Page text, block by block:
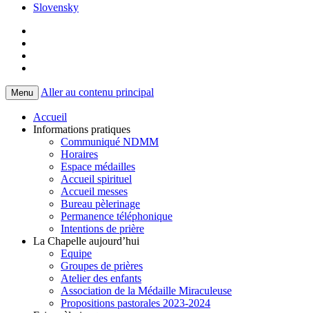
Slovensky
Menu Aller au contenu principal
Accueil
Informations pratiques
Communiqué NDMM
Horaires
Espace médailles
Accueil spirituel
Accueil messes
Bureau pèlerinage
Permanence téléphonique
Intentions de prière
La Chapelle aujourd’hui
Equipe
Groupes de prières
Atelier des enfants
Association de la Médaille Miraculeuse
Propositions pastorales 2023-2024